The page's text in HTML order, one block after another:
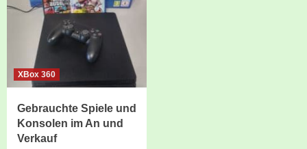
XBox 360
Gebrauchte Spiele und
Konsolen im An und
Verkauf